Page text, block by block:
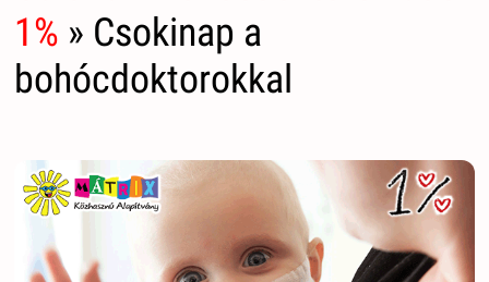
1% » Csokinap a
bohócdoktorokkal